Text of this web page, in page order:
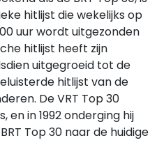
hitlijst die wekelijks op
uur wordt uitgezonden
hitlijst heeft zijn
uitgegroeid tot de
hitlijst van de
De VRT Top 30
en in 1992 onderging hij
Top 30 naar de huidige